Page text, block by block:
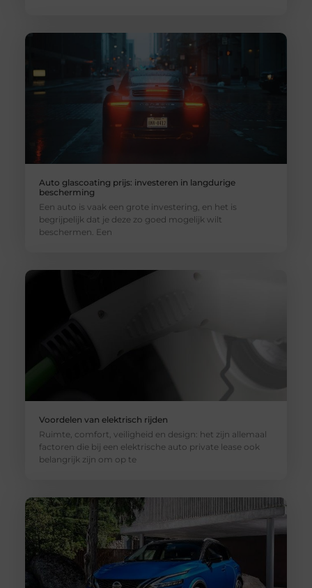
Auto glascoating prijs: investeren in langdurige
bescherming
Een auto is vaak een grote investering, en het is
begrijpelijk dat je deze zo goed mogelijk wilt
beschermen. Een
Voordelen van elektrisch rijden
Ruimte, comfort, veiligheid en design: het zijn allemaal
factoren die bij een elektrische auto private lease ook
belangrijk zijn om op te